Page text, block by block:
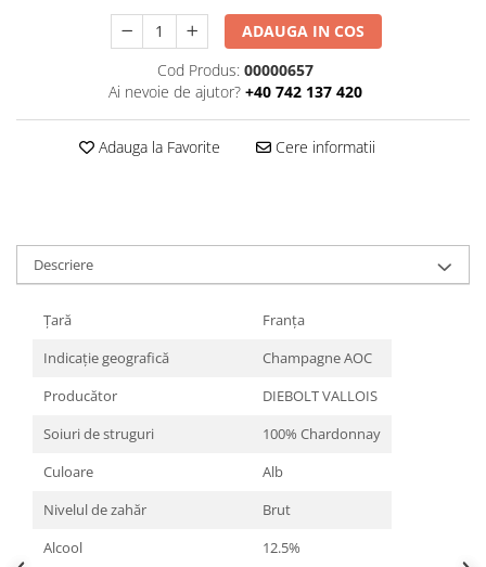
ADAUGA IN COS
Cod Produs: 00000657
Ai nevoie de ajutor? +40 742 137 420
Adauga la Favorite Cere informatii
Descriere
Țară
Franța
Indicație geografică
Champagne AOC
Producător
DIEBOLT VALLOIS
Soiuri de struguri
100% Chardonnay
Culoare
Alb
Nivelul de zahăr
Brut
Alcool
12.5%